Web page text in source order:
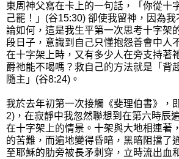
東周神父寫在卡上的一句話，「你從十
己罷！」(谷15:30) 卻使我留神，因為
論如何，這是我生平第一次思考十字架
段日子，意識到自己只懂抱怨善會中人
在十字架上時，又有多少人在旁支持著
爵祂能不喝嗎？救自己的方法就是「背
隨主」(谷8:24)。
我於去年初第一次接觸《斐理伯書》，
2)，在寂靜中我忽然聯想到在第六時辰
在十字架上的情景。十架與大地相連著
的苦難，而遍地變得昏暗，黑暗阻擋了
至耶穌的肋旁被長矛刺穿，立時流出血